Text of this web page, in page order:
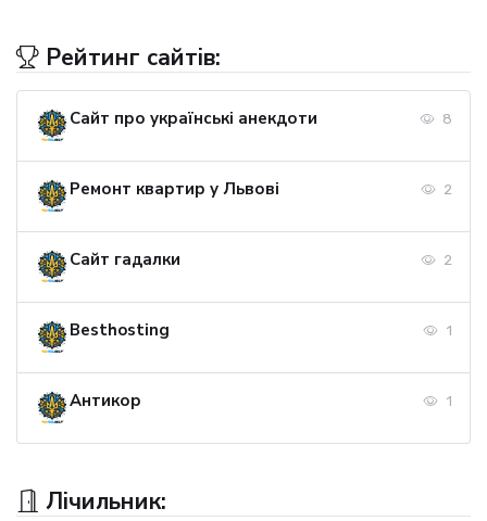
Рейтинг сайтів:
Сайт про українські анекдоти 8
Ремонт квартир у Львові 2
Сайт гадалки 2
Besthosting 1
Антикор 1
Лічильник: